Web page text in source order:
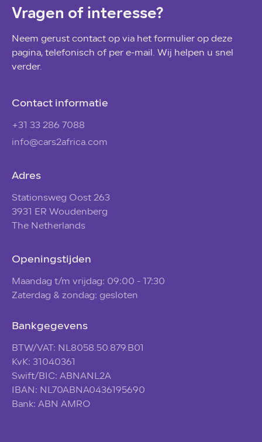
Vragen of interesse?
Neem gerust contact op via het formulier op deze
pagina, telefonisch of per e-mail. Wij helpen u snel
verder.
Contact informatie
+31 33 286 7088
info@cars2africa.com
Adres
Stationsweg Oost 263
3931 ER Woudenberg
The Netherlands
Openingstijden
Maandag t/m vrijdag: 09:00 - 17:30
Zaterdag & zondag: gesloten
Bankgegevens
BTW/VAT: NL8058.50.879.B01
KvK: 31040361
Swift/BIC: ABNANL2A
IBAN: NL70ABNA0436195690
Bank: ABN AMRO